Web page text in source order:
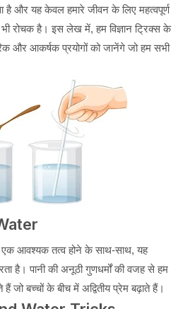
है और यह केवल हमारे जीवन के लिए महत्वपूर्ण
भी रोचक है। इस लेख में, हम विज्ञान ट्रिक्स के
और आकर्षक प्रयोगों को जानेंगे जो हम सभी
एक आवश्यक तत्व होने के साथ-साथ, यह
है। पानी की अनूठी गुणधर्मों की वजह से हम
जो बच्चों के बीच में अद्वितीय प्रेम बढ़ाते हैं।